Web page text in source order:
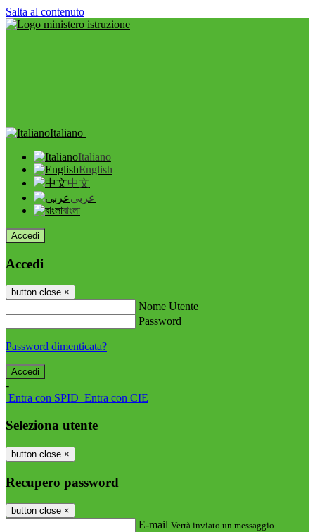
Salta al contenuto
Italiano
Italiano
English
中文
عربى
বাংলা
Accedi
Accedi
button close ×
Nome Utente
Password
Password dimenticata?
-
Entra con SPID Entra con CIE
Seleziona utente
button close ×
Recupero password
button close ×
E-mail Verrà inviato un messaggio